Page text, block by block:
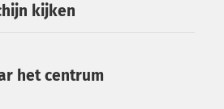
kijken
het centrum